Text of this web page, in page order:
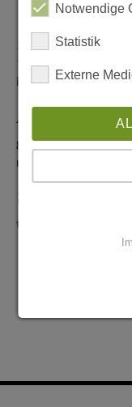
info@stadtglanz.de
Anzeigen-
tipps@stadtglanz.de
Notwendige
Statistik
Externe